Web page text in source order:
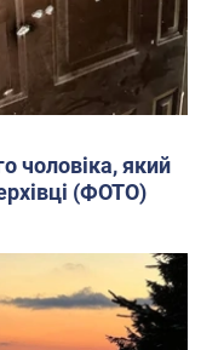
чоловіка, який
(ФОТО)